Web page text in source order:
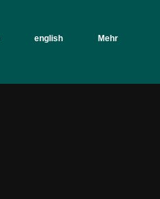
english Mehr